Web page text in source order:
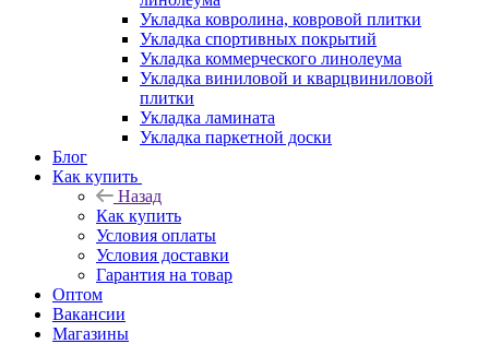
Укладка ковролина, ковровой плитки
Укладка спортивных покрытий
Укладка коммерческого линолеума
Укладка виниловой и кварцвиниловой
плитки
Укладка ламината
Укладка паркетной доски
Блог
Как купить
Назад
Как купить
Условия оплаты
Условия доставки
Гарантия на товар
Оптом
Вакансии
Магазины